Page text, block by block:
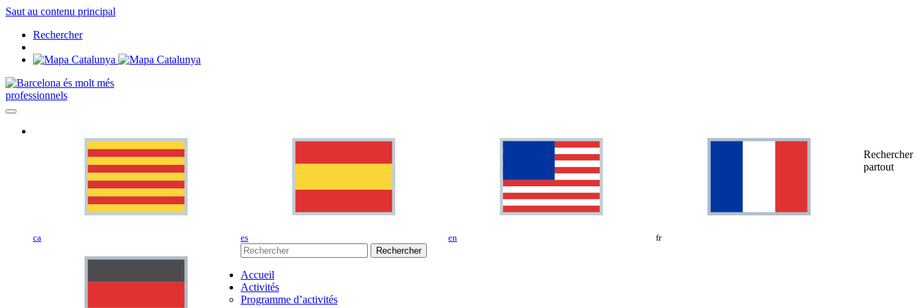
Saut au contenu principal
Rechercher
professionnels
ca es en fr
Rechercher
partout
Rechercher
Accueil
Activités
Programme d’activités